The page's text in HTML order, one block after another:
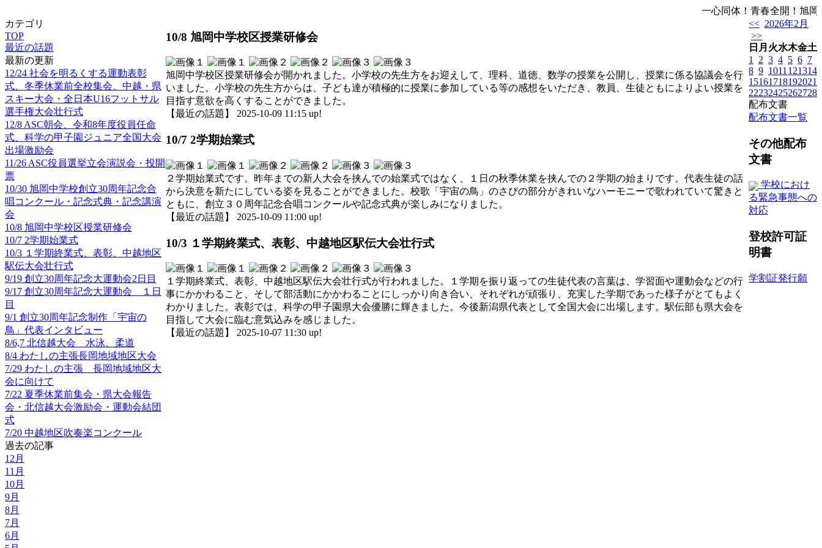
一心同体！青春全開！
カテゴリ
TOP
最近の話題
最新の更新
12/24 社会を明るくする運動表彰
式、冬季休業前全校集会、中越・県
スキー大会・全日本U16フットサル
選手権大会壮行式
12/8 ASC朝会、令和8年度役員任命
式、科学の甲子園ジュニア全国大会
出場激励会
11/26 ASC役員選挙立会演説会・投開
票
10/30 旭岡中学校創立30周年記念合
唱コンクール・記念式典・記念講演
会
10/8 旭岡中学校区授業研修会
10/7 2学期始業式
10/3 １学期終業式、表彰、中越地区
駅伝大会壮行式
9/19 創立30周年記念大運動会2日目
9/17 創立30周年記念大運動会 １日
目
9/1 創立30周年記念制作「宇宙の
鳥」代表インタビュー
8/6,7 北信越大会 水泳、柔道
8/4 わたしの主張長岡地域地区大会
7/29 わたしの主張 長岡地域地区大
会に向けて
7/22 夏季休業前集会・県大会報告
会・北信越大会激励会・運動会結団
式
7/20 中越地区吹奏楽コンクール
過去の記事
12月
11月
10月
9月
8月
7月
6月
10/8 旭岡中学校区授業研修会
旭岡中学校区授業研修会が開かれました。小学校の先生方をお迎えして、理科、道徳、数学の授業を公開し、授業に係る協議会を行
いました。小学校の先生方からは、子ども達が積極的に授業に参加している等の感想をいただき、教員、生徒ともによりよい授業を
目指す意欲を高くすることができました。
【最近の話題】 2025-10-09 11:15 up!
10/7 2学期始業式
２学期始業式です。昨年までの新人大会を挟んでの始業式ではなく、１日の秋季休業を挟んでの２学期の始まりです。代表生徒の話
から決意を新たにしている姿を見ることができました。校歌「宇宙の鳥」のさびの部分がきれいなハーモニーで歌われていて驚きと
ともに、創立３０周年記念合唱コンクールや記念式典が楽しみになりました。
【最近の話題】 2025-10-09 11:00 up!
10/3 １学期終業式、表彰、中越地区駅伝大会壮行式
１学期終業式、表彰、中越地区駅伝大会壮行式が行われました。１学期を振り返っての生徒代表の言葉は、学習面や運動会などの行
事にかかわること、そして部活動にかかわることにしっかり向き合い、それぞれが頑張り、充実した学期であった様子がとてもよく
わかりました。表彰では、科学の甲子園県大会優勝に輝きました。今後新潟県代表として全国大会に出場します。駅伝部も県大会を
目指して大会に臨む意気込みを感じました。
【最近の話題】 2025-10-07 11:30 up!
<< 2026年2月
>>
日 月 火水木金土
1
2 3 4 5 6 7
8 9 1011 121314
15161718192021
22232425262728
配布文書
配布文書一覧
その他配布
文書
学校におけ
る緊急事態への
対応
登校許可証
明書
学割証発行願